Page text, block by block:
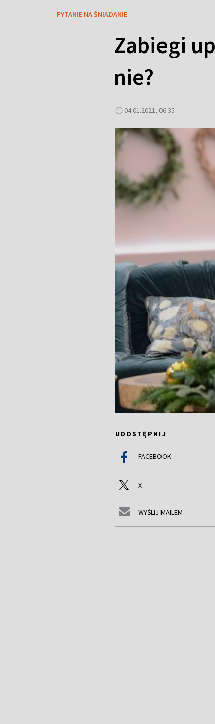
PYTANIE NA ŚNIADANIE
Zabiegi
nie?
04.01.2021, 06:35
UDOSTĘPNIJ
FACEBOOK
X
WYŚLIJ MAILEM